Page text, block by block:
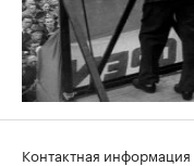
Контактная информация